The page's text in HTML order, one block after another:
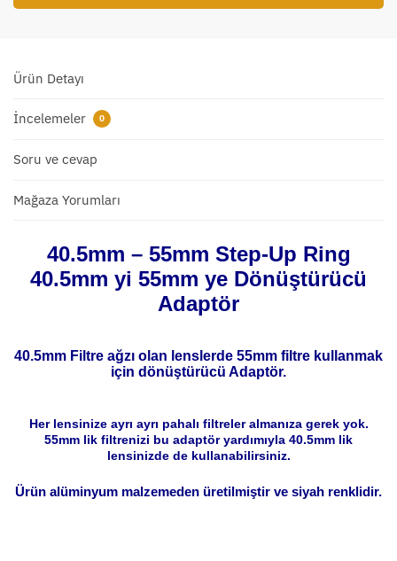
Ürün Detayı
İncelemeler 0
Soru ve cevap
Mağaza Yorumları
40.5mm – 55mm Step-Up Ring
40.5mm yi 55mm ye Dönüştürücü
Adaptör
40.5mm Filtre ağzı olan lenslerde 55mm filtre kullanmak
için dönüştürücü Adaptör.
Her lensinize ayrı ayrı pahalı filtreler almanıza gerek yok.
55mm lik filtrenizi bu adaptör yardımıyla 40.5mm lik
lensinizde de kullanabilirsiniz.
Ürün alüminyum malzemeden üretilmiştir ve siyah renklidir.